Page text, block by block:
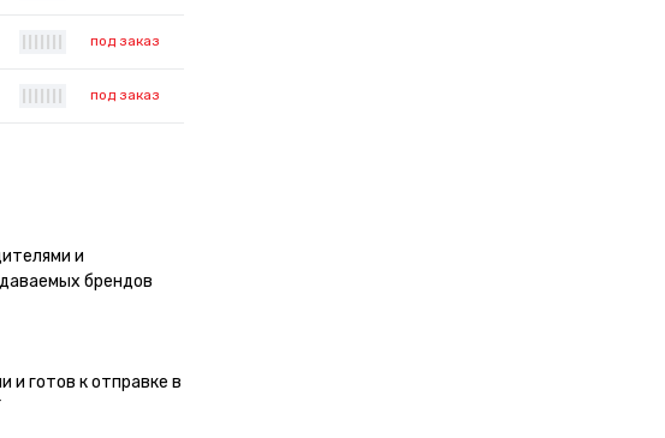
под заказ
под заказ
и
брендов
и готов к отправке в